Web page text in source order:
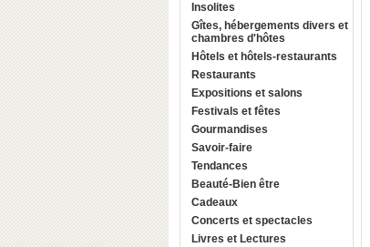
Insolites
Gîtes, hébergements divers et
chambres d'hôtes
Hôtels et hôtels-restaurants
Restaurants
Expositions et salons
Festivals et fêtes
Gourmandises
Savoir-faire
Tendances
Beauté-Bien être
Cadeaux
Concerts et spectacles
Livres et Lectures